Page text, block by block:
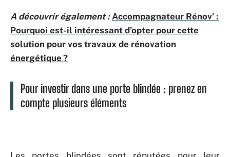
A découvrir également : Accompagnateur Rénov’ :
Pourquoi est-il intéressant d’opter pour cette
solution pour vos travaux de rénovation
énergétique ?
Pour investir dans une porte blindée : prenez en
compte plusieurs éléments